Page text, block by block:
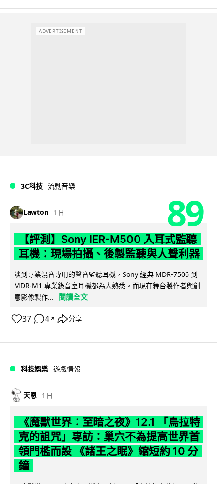
ADVERTISEMENT
3C科技 流動音樂
Lawton 1 日 89
【評測】Sony IER-M500 入耳式監聽
耳機：現場拍攝、後製監聽與人聲利器
談到專業混音專用的聲音監聽耳機，Sony 經典 MDR-7506 到
MDR-M1 專業錄音室耳機都為人熟悉。而現在舞台製作者與創
意影像製作...
閱讀全文
37 4 ↗ 分享
科技娛樂 遊戲情報
天恩 1 日
《魔獸世界：至暗之夜》12.1 「烏拉特
克的詛咒」專訪：巢穴不為提高世界首
領門檻而設 《諸王之眠》縮短約 10 分
鐘